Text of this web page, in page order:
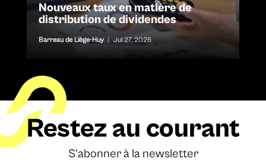
Nouveaux taux en matière de
distribution de dividendes
Barreau de Liège-Huy Jul 27, 2026
Restez au courant
S’abonner à la newsletter